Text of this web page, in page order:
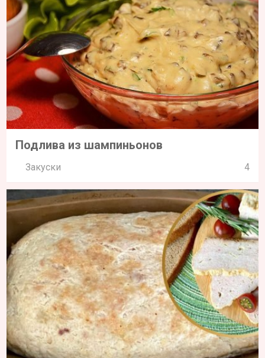
Подлива из шампиньонов
Закуски 4